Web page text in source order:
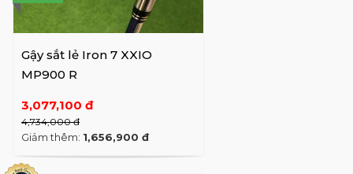
Gậy sắt lẻ Iron 7 XXIO
MP900 R
3,077,100 đ
4,734,000 đ
Giảm thêm: 1,656,900 đ